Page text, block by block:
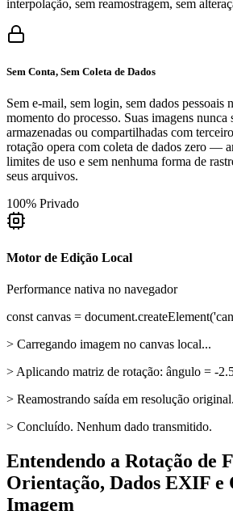
interpolação, sem reamostragem, sem
Sem Conta, Sem Coleta de Dados
Sem e-mail, sem login, sem dados pessoais
momento do processo. Suas imagens nunca
armazenadas ou compartilhadas com
rotação opera com coleta de dados zero —
limites de uso e sem nenhuma forma de
seus arquivos.
100% Privado
Motor de Edição Local
Performance nativa no navegador
const canvas = document.createElement(
> Carregando imagem no canvas local...
> Aplicando matriz de rotação: ângulo = -
> Reamostrando saída em resolução
> Concluído. Nenhum dado transmitido.
Entendendo a Rotação de
Orientação, Dados EXIF e
Imagem